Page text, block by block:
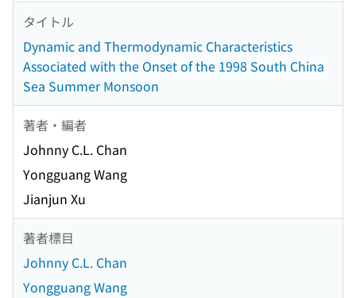
タイトル
Dynamic and Thermodynamic Characteristics
Associated with the Onset of the 1998 South China
Sea Summer Monsoon
著者・編者
Johnny C.L. Chan
Yongguang Wang
Jianjun Xu
著者標目
Johnny C.L. Chan
Yongguang Wang